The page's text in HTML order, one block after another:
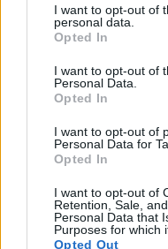
not limited to your visit
grant or deny consent
use your data for below
consent section.
I want to opt-out of
personal data.
Opted In
I want to opt-out of
Personal Data.
Opted In
I want to opt-out of
Personal Data for
Opted In
I want to opt-out of
Retention, Sale,
Personal Data that
Purposes for which
Opted Out
المتوهج في الخلفية.
ودقة أعلى.
الأنسولين، مما
مستوى السكر في